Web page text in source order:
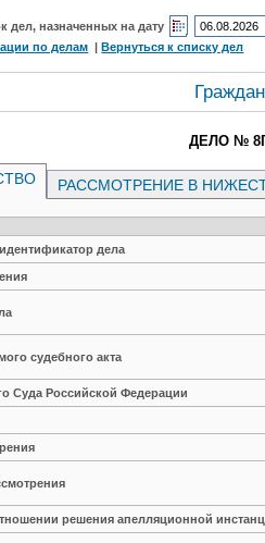
дел, назначенных на дату
по делам |Вернуться к списку дел
ДЕЛО № 8Г-
РАССМОТРЕНИЕ В
дела
судебного акта
Суда Российской Федерации
решения апелляционной